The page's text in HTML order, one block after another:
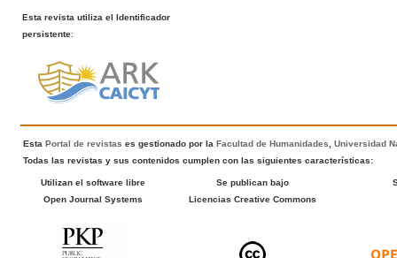
Esta revista utiliza el Identificador
persistente:
EstaPortal de revistas es gestionado por laFacultad de Humanidades ,Universidad
Todas las revistas y sus contenidos cumplen con las siguientes características:
Utilizan el software libre
Open Journal Systems
Se publican bajo
Licencias Creative Commons